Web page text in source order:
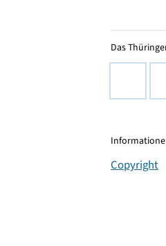
Das
Copyright